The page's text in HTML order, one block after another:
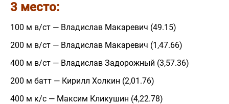
3 место:
100 м в/ст — Владислав Макаревич (49.15)
200 м в/ст — Владислав Макаревич (1,47.66)
400 м в/ст — Владислав Задорожный (3,57.36)
200 м батт — Кирилл Холкин (2,01.76)
400 м к/с — Максим Кликушин (4,22.78)